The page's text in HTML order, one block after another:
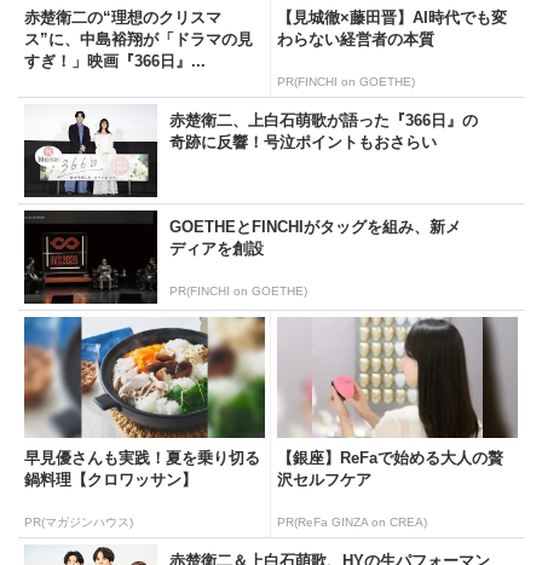
赤楚衛二の“理想のクリスマ
ス”に、中島裕翔が「ドラマの見
すぎ！」映画『366日』...
【見城徹×藤田晋】AI時代でも変
わらない経営者の本質
PR(FINCHI on GOETHE)
赤楚衛二、上白石萌歌が語った『366日』の
奇跡に反響！号泣ポイントもおさらい
GOETHEとFINCHIがタッグを組み、新メ
ディアを創設
PR(FINCHI on GOETHE)
早見優さんも実践！夏を乗り切る
鍋料理【クロワッサン】
PR(マガジンハウス)
【銀座】ReFaで始める大人の贅
沢セルフケア
PR(ReFa GINZA on CREA)
赤楚衛二＆上白石萌歌、HYの生パフォーマン